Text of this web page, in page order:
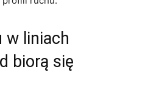
w liniach
biorą się